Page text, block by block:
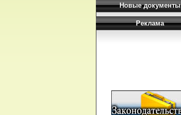
Новые документы
Реклама